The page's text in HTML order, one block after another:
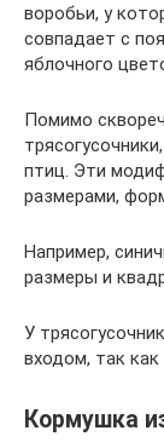
воробьи, у
совпадает с
яблочного
Помимо
птиц. Эти
размерами,
Например,
размеры и
У
входом, так
Кормушка